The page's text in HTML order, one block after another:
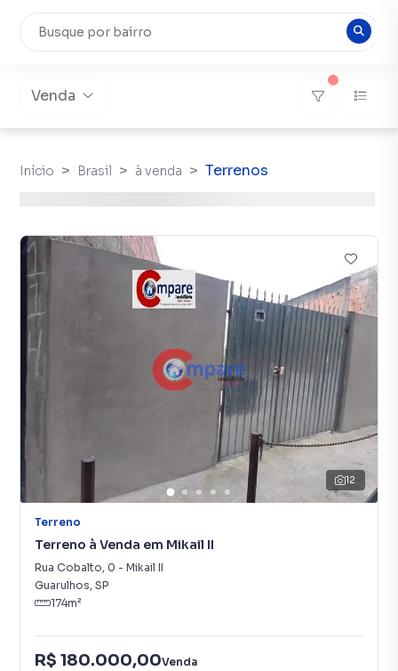
Venda
Início Brasil à venda Terrenos
12
Terreno
Terreno à Venda em Mikail II
Rua Cobalto, 0 - Mikail II
Guarulhos, SP
174m²
R$ 180.000,00Venda